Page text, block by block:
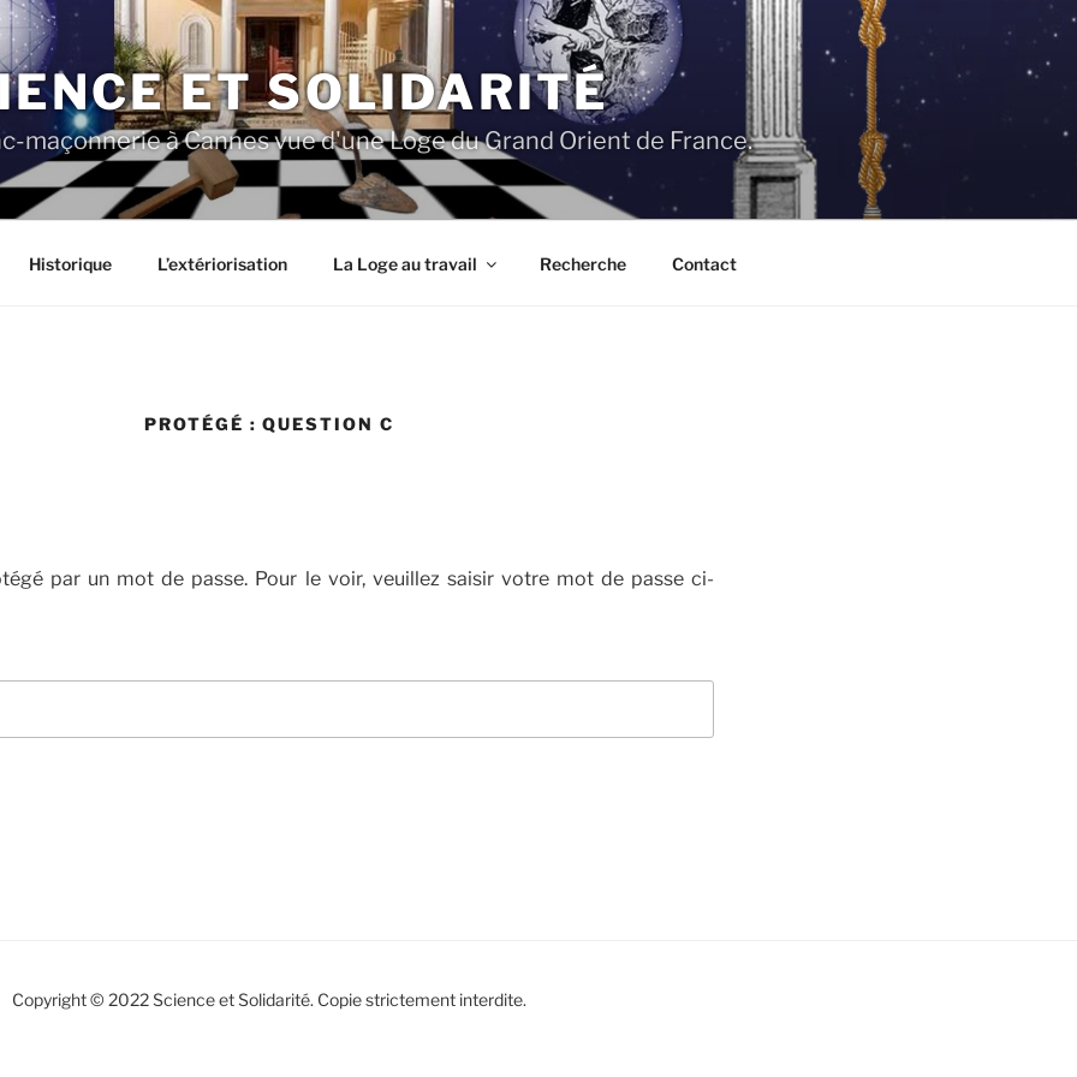
ET SOLIDARITÉ
maçonnerie à Cannes vue d'une Loge du Grand Orient de France.
Historique L’extériorisation La Loge au travail Recherche Contact
PROTÉGÉ : QUESTION C
par un mot de passe. Pour le voir, veuillez saisir votre mot de passe ci-
Copyright © 2022 Science et Solidarité. Copie strictement interdite.